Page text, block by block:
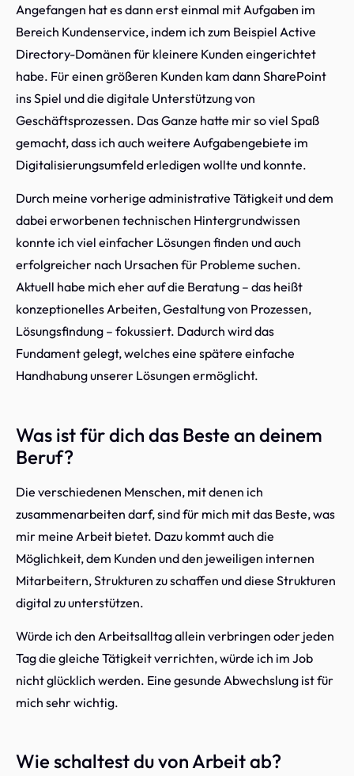
Angefangen hat es dann erst einmal mit Aufgaben im
Bereich Kundenservice, indem ich zum Beispiel Active
Directory-Domänen für kleinere Kunden eingerichtet
habe. Für einen größeren Kunden kam dann SharePoint
ins Spiel und die digitale Unterstützung von
Geschäftsprozessen. Das Ganze hatte mir so viel Spaß
gemacht, dass ich auch weitere Aufgabengebiete im
Digitalisierungsumfeld erledigen wollte und konnte.
Durch meine vorherige administrative Tätigkeit und dem
dabei erworbenen technischen Hintergrundwissen
konnte ich viel einfacher Lösungen finden und auch
erfolgreicher nach Ursachen für Probleme suchen.
Aktuell habe mich eher auf die Beratung – das heißt
konzeptionelles Arbeiten, Gestaltung von Prozessen,
Lösungsfindung – fokussiert. Dadurch wird das
Fundament gelegt, welches eine spätere einfache
Handhabung unserer Lösungen ermöglicht.
Was ist für dich das Beste an deinem
Beruf?
Die verschiedenen Menschen, mit denen ich
zusammenarbeiten darf, sind für mich mit das Beste, was
mir meine Arbeit bietet. Dazu kommt auch die
Möglichkeit, dem Kunden und den jeweiligen internen
Mitarbeitern, Strukturen zu schaffen und diese Strukturen
digital zu unterstützen.
Würde ich den Arbeitsalltag allein verbringen oder jeden
Tag die gleiche Tätigkeit verrichten, würde ich im Job
nicht glücklich werden. Eine gesunde Abwechslung ist für
mich sehr wichtig.
Wie schaltest du von Arbeit ab?